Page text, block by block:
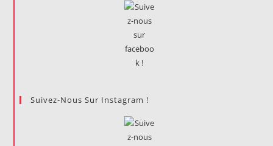
Suivez-Nous Sur Instagram !